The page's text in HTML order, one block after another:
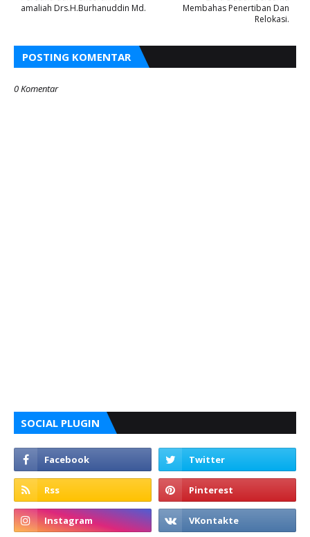
Membahas Penertiban Dan
Relokasi.
amaliah Drs.H.Burhanuddin Md.
POSTING KOMENTAR
0 Komentar
SOCIAL PLUGIN